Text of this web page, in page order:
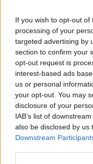
If you wish to opt-out
processing of your
targeted advertising by
section to confirm your
opt-out request is
interest-based ads
us or personal
your opt-out. You may
disclosure of your
IAB’s list of
also be disclosed by us
Downstream